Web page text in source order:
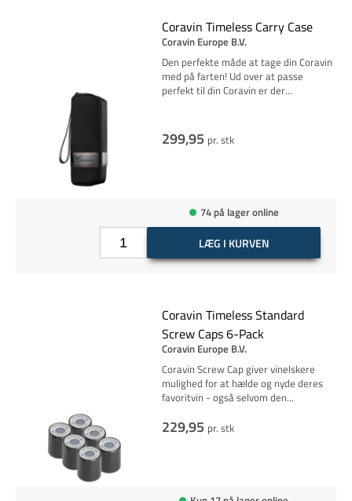
Coravin Timeless Carry Case
Coravin Europe B.V.
Den perfekte måde at tage din Coravin
med på farten! Ud over at passe
perfekt til din Coravin erder...
299,95 pr. stk
74 på lager online
LÆG I KURVEN
Coravin Timeless Standard
Screw Caps 6-Pack
Coravin Europe B.V.
Coravin Screw Cap giver vinelskere
mulighed for at hælde og nyde deres
favoritvin - også selvom den...
229,95 pr. stk